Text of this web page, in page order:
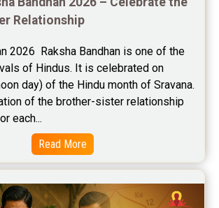
Reviews
Predictions Reviews
Predictions Reviews
Reviews
Compatibility Reviews
Relationship
2026  Raksha Bandhan is one of the
of Hindus. It is celebrated on
day) of the Hindu month of Sravana.
of the brother-sister relationship
each...
Read More